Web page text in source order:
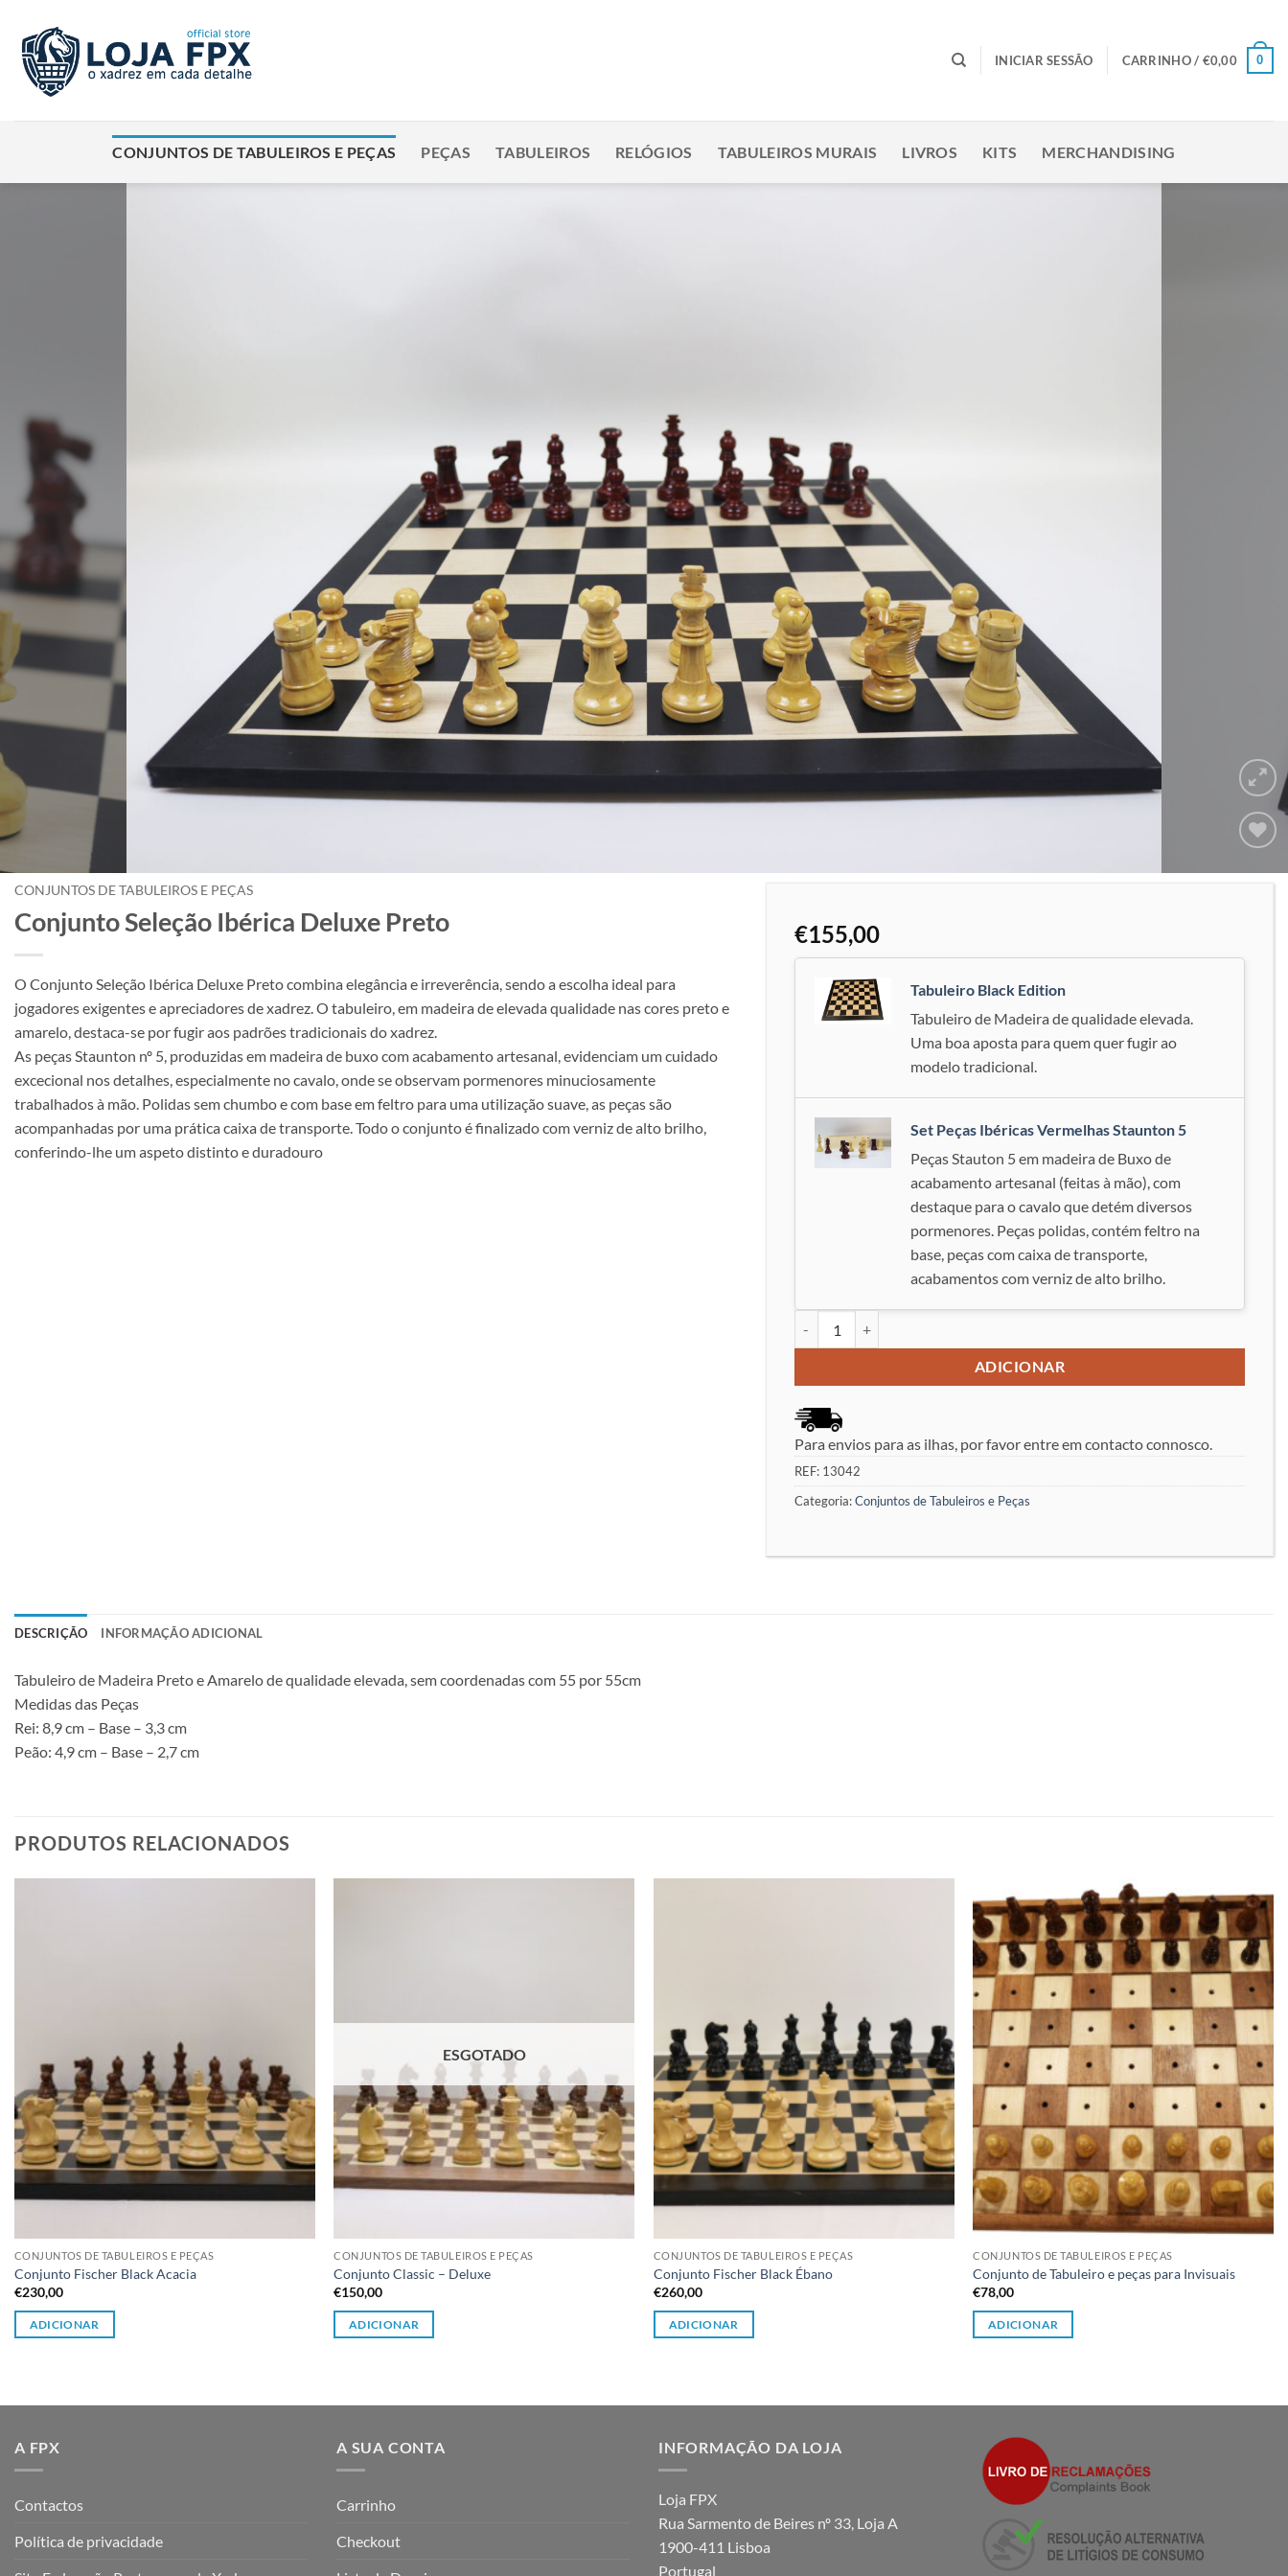
content
INICIAR SESSÃO CARRINHO / €0,00 0
CONJUNTOS DE TABULEIROS E PEÇAS PEÇAS TABULEIROS RELÓGIOS TABULEIROS MURAIS LIVROS KITS MERCHANDISING
CONJUNTOS DE TABULEIROS E PEÇAS
Conjunto Seleção Ibérica Deluxe Preto
O Conjunto Seleção Ibérica Deluxe Preto combina elegância e irreverência, sendo a escolha ideal para
jogadores exigentes e apreciadores de xadrez. O tabuleiro, em madeira de elevada qualidade nas cores preto e
amarelo, destaca-se por fugir aos padrões tradicionais do xadrez.
As peças Staunton nº 5, produzidas em madeira de buxo com acabamento artesanal, evidenciam um cuidado
excecional nos detalhes, especialmente no cavalo, onde se observam pormenores minuciosamente
trabalhados à mão. Polidas sem chumbo e com base em feltro para uma utilização suave, as peças são
acompanhadas por uma prática caixa de transporte. Todo o conjunto é finalizado com verniz de alto brilho,
conferindo-lhe um aspeto distinto e duradouro
€155,00
Tabuleiro Black Edition
Tabuleiro de Madeira de qualidade elevada.
Uma boa aposta para quem quer fugir ao
modelo tradicional.
Set Peças Ibéricas Vermelhas Staunton 5
Peças Stauton 5 em madeira de Buxo de
acabamento artesanal (feitas à mão), com
destaque para o cavalo que detém diversos
pormenores. Peças polidas, contém feltro na
base, peças com caixa de transporte,
acabamentos com verniz de alto brilho.
ADICIONAR
Para envios para as ilhas, por favor entre em contacto connosco.
REF: 13042
Categoria:Conjuntos de Tabuleiros e Peças
DESCRIÇÃO INFORMAÇÃO ADICIONAL
Tabuleiro de Madeira Preto e Amarelo de qualidade elevada, sem coordenadas com 55 por 55cm
Medidas das Peças
Rei: 8,9 cm – Base – 3,3 cm
Peão: 4,9 cm – Base – 2,7 cm
PRODUTOS RELACIONADOS
CONJUNTOS DE TABULEIROS E PEÇAS
Conjunto Fischer Black Acacia
€230,00
ADICIONAR
ESGOTADO
CONJUNTOS DE TABULEIROS E PEÇAS
Conjunto Classic – Deluxe
€150,00
ADICIONAR
CONJUNTOS DE TABULEIROS E PEÇAS
Conjunto Fischer Black Ébano
€260,00
ADICIONAR
Adicionar
à lista de
desejos
CONJUNTOS DE TABULEIROS E PEÇAS
Conjunto de Tabuleiro e peças para Invisuais
€78,00
ADICIONAR
A FPX
Contactos
Política de privacidade
A SUA CONTA
Carrinho
Checkout
INFORMAÇÃO DA LOJA
Loja FPX
Rua Sarmento de Beires nº 33, Loja A
1900-411 Lisboa
Portugal